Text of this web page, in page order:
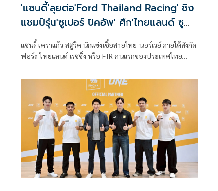
'แซนดี้'ลุยต่อ'Ford Thailand Racing' ชิง
แชมป์รุ่น'ซูเปอร์ ปิคอัพ' ศึก'ไทยแลนด์ ซู
เปอร์ ซีรีส์2026'
แซนดี้ เคราแก้ว สตูวิค นักแข่งเชื้อสายไทย-นอร์เวย์ ภายใต้สังกัด
ฟอร์ด ไทยแลนด์ เรซซิ่ง หรือ FTR คนแรกของประเทศไทย
ประเทศไทย รายการ ไทยแลนด์ ซูเปอร์ ซีรีส์ หรือ TSS
(Thailand Super Series) รุ่นไทยแลนด์ ซูเปอร์ ปิกอัพ
(Thailand Super Pickup) ซึ่งในฤดูกาล 2569 นี้ แซนดี้ตั้งเป้า
คว้าแชมป์ประจำปีร่วมกับทีมในสังกัดพร้อมสร้างความภูมิใจ
และความตื่นเต้นให้กับสาวกมอเตอร์สปอร์ต